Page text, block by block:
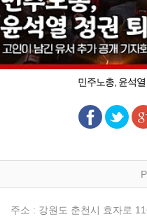
민주노총, 윤석
주소 : 강원도 춘천시 효자로